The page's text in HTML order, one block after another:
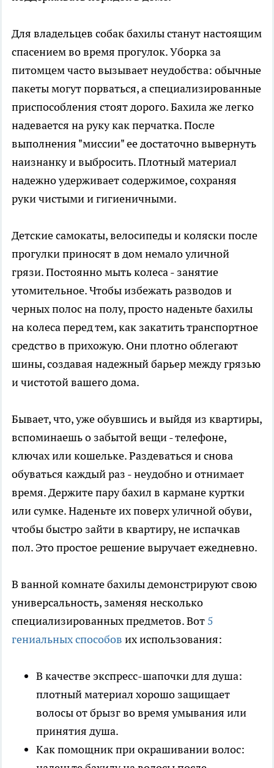
Для владельцев собак бахилы станут настоящим
спасением во время прогулок. Уборка за
питомцем часто вызывает неудобства: обычные
пакеты могут порваться, а специализированные
приспособления стоят дорого. Бахила же легко
надевается на руку как перчатка. После
выполнения "миссии" ее достаточно вывернуть
наизнанку и выбросить. Плотный материал
надежно удерживает содержимое, сохраняя
руки чистыми и гигиеничными.
Детские самокаты, велосипеды и коляски после
прогулки приносят в дом немало уличной
грязи. Постоянно мыть колеса - занятие
утомительное. Чтобы избежать разводов и
черных полос на полу, просто наденьте бахилы
на колеса перед тем, как закатить транспортное
средство в прихожую. Они плотно облегают
шины, создавая надежный барьер между грязью
и чистотой вашего дома.
Бывает, что, уже обувшись и выйдя из квартиры,
вспоминаешь о забытой вещи - телефоне,
ключах или кошельке. Раздеваться и снова
обуваться каждый раз - неудобно и отнимает
время. Держите пару бахил в кармане куртки
или сумке. Наденьте их поверх уличной обуви,
чтобы быстро зайти в квартиру, не испачкав
пол. Это простое решение выручает ежедневно.
В ванной комнате бахилы демонстрируют свою
универсальность, заменяя несколько
специализированных предметов. Вот 5
гениальных способов их использования:
В качестве экспресс-шапочки для душа:
плотный материал хорошо защищает
волосы от брызг во время умывания или
принятия душа.
Как помощник при окрашивании волос: